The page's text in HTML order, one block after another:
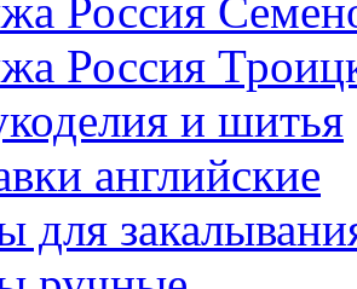
Россия
Россия
и шитья
английские
для